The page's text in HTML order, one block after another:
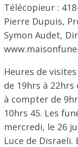
Télécopieur :
Pierre Dupuis,
Symon Audet,
Heures de
de 19hrs à
à compter de
10hrs 45. Les
mercredi, le 26
Luce de